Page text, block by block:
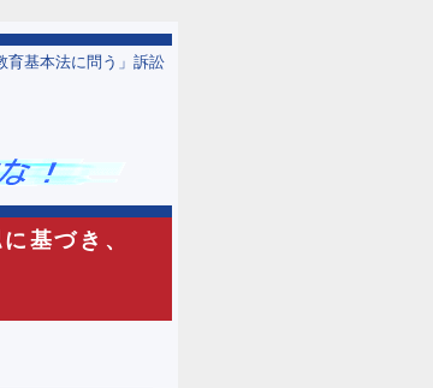
育基本法に問う」訴訟
基づき、